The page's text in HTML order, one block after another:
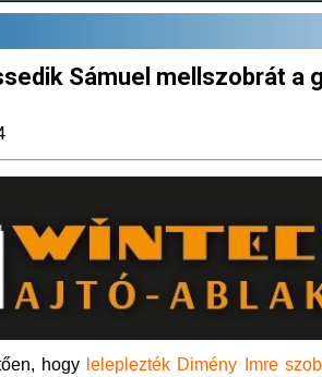
Sámuel mellszobrát
hogy leleplezték Dimény Imre